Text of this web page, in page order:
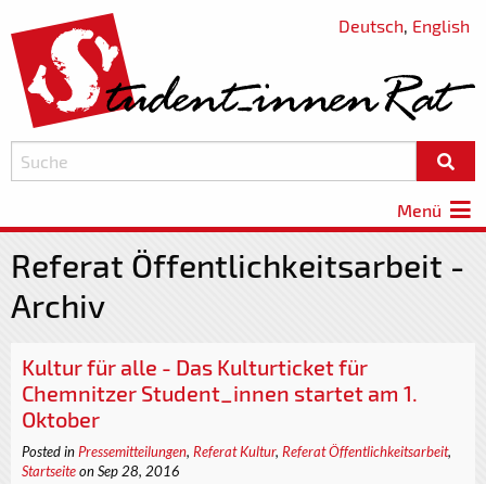
Deutsch, English
Menü
Referat Öffentlichkeitsarbeit -
Archiv
Kultur für alle - Das Kulturticket für
Chemnitzer Student_innen startet am 1.
Oktober
Posted inPressemitteilungen, Referat Kultur, Referat Öffentlichkeitsarbeit,
Startseiteon Sep 28, 2016